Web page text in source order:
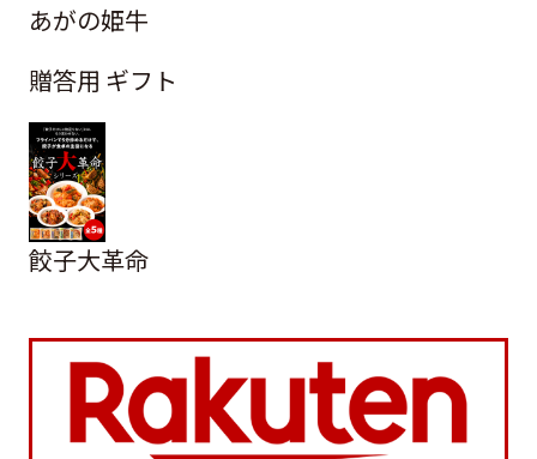
あがの姫牛
贈答用 ギフト
餃子大革命